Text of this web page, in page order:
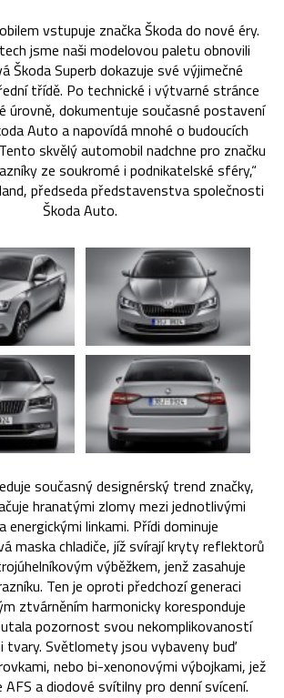
vstupuje značka Škoda do nové éry.
jsme naši modelovou paletu obnovili
Škoda Superb dokazuje své výjimečné
třídě. Po technické i výtvarné stránce
úrovně, dokumentuje současné postavení
Auto a napovídá mnohé o budoucích
skvělý automobil nadchne pro značku
ze soukromé i podnikatelské sféry,“
předseda představenstva společnosti
Škoda Auto.
současný designérský trend značky,
hranatými zlomy mezi jednotlivými
energickými linkami. Přídi dominuje
maska chladiče, jíž svírají kryty reflektorů
výběžkem, jenž zasahuje
Ten je oproti předchozí generaci
ztvárněním harmonicky koresponduje
pozornost svou nekomplikovaností
tvary. Světlomety jsou vybaveny buď
nebo bi-xenonovými výbojkami, jež
a diodové svítilny pro denní svícení.